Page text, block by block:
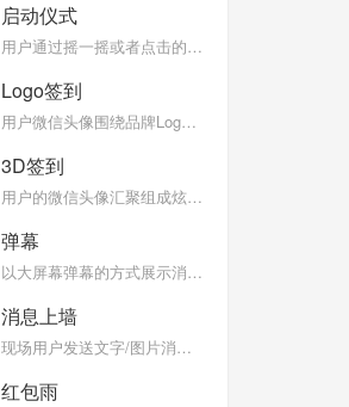
启动仪式
用户通过摇一摇或者点击的方式参与启动仪式，启动聚能，聚能完成后弹出定制特效
Logo签到
用户微信头像围绕品牌Logo组成各式炫酷3D效果：魔方、万花筒、地球、银河，彰显品牌
3D签到
用户的微信头像汇聚组成炫酷的Logo、3D球、3D圆柱、DNA、魔方等炫酷的3D图形
弹幕
以大屏幕弹幕的方式展示消息，后台开启审核，过滤垃圾消息，弹幕互动燃爆现场
消息上墙
现场用户发送文字/图片消息到大屏幕上，大屏幕消息墙轮播上墙图文
红包雨